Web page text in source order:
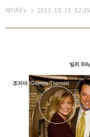
에디터's 2011. 10. 15. 02:35